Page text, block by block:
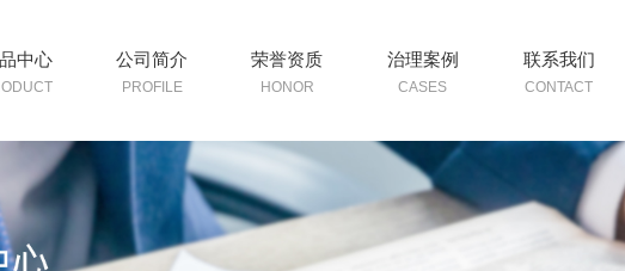
中心 公司简介
PROFILE
荣誉资质
HONOR
治理案例
CASES
联系我们
CONTACT